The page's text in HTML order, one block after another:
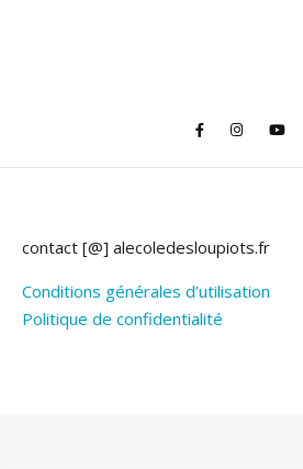
contact [@] alecoledesloupiots.fr
Conditions générales d’utilisation
Politique de confidentialité